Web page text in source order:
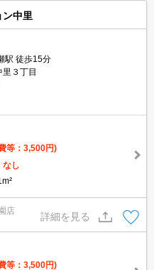
ン中里
駅 徒歩15分
３丁目
等：3,500円)
なし
店
詳細を見る
等：3,500円)